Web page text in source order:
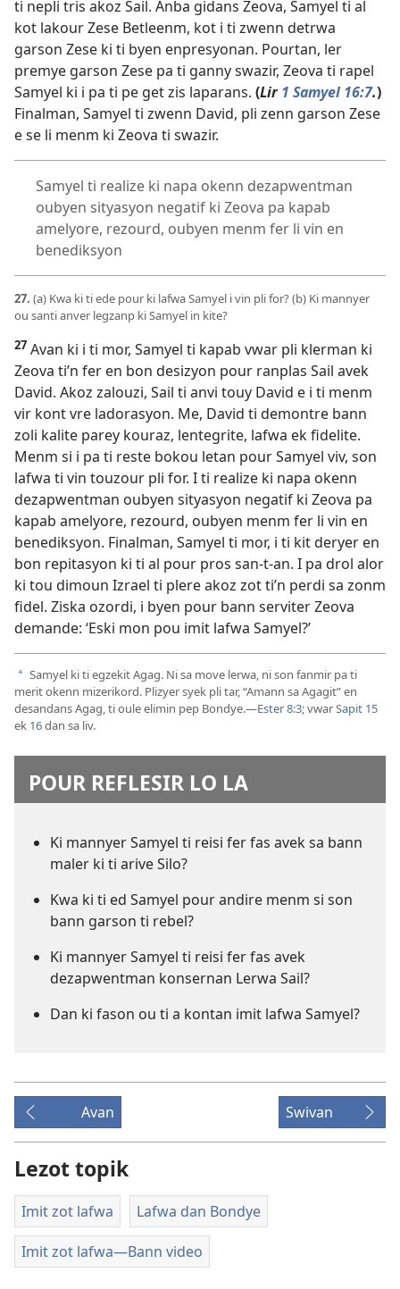
ti nepli tris akoz Sail. Anba gidans Zeova, Samyel ti al
kot lakour Zese Betleenm, kot i ti zwenn detrwa
garson Zese ki ti byen enpresyonan. Pourtan, ler
premye garson Zese pa ti ganny swazir, Zeova ti rapel
Samyel ki i pa ti pe get zis laparans. (Lir 1 Samyel 16:7.)
Finalman, Samyel ti zwenn David, pli zenn garson Zese
e se li menm ki Zeova ti swazir.
Samyel ti realize ki napa okenn dezapwentman
oubyen sityasyon negatif ki Zeova pa kapab
amelyore, rezourd, oubyen menm fer li vin en
benediksyon
27. (a) Kwa ki ti ede pour ki lafwa Samyel i vin pli for? (b) Ki mannyer
ou santi anver legzanp ki Samyel in kite?
27 Avan ki i ti mor, Samyel ti kapab vwar pli klerman ki
Zeova ti’n fer en bon desizyon pour ranplas Sail avek
David. Akoz zalouzi, Sail ti anvi touy David e i ti menm
vir kont vre ladorasyon. Me, David ti demontre bann
zoli kalite parey kouraz, lentegrite, lafwa ek fidelite.
Menm si i pa ti reste bokou letan pour Samyel viv, son
lafwa ti vin touzour pli for. I ti realize ki napa okenn
dezapwentman oubyen sityasyon negatif ki Zeova pa
kapab amelyore, rezourd, oubyen menm fer li vin en
benediksyon. Finalman, Samyel ti mor, i ti kit deryer en
bon repitasyon ki ti al pour pros san-t-an. I pa drol alor
ki tou dimoun Izrael ti plere akoz zot ti’n perdi sa zonm
fidel. Ziska ozordi, i byen pour bann serviter Zeova
demande: ‘Eski mon pou imit lafwa Samyel?’
a Samyel ki ti egzekit Agag. Ni sa move lerwa, ni son fanmir pa ti
merit okenn mizerikord. Plizyer syek pli tar, “Amann sa Agagit” en
desandans Agag, ti oule elimin pep Bondye.​—Ester 8:3; vwarSapit 15
ek 16dan sa liv.
POUR REFLESIR LO LA
Ki mannyer Samyel ti reisi fer fas avek sa bann
maler ki ti arive Silo?
Kwa ki ti ed Samyel pour andire menm si son
bann garson ti rebel?
Ki mannyer Samyel ti reisi fer fas avek
dezapwentman konsernan Lerwa Sail?
Dan ki fason ou ti a kontan imit lafwa Samyel?
Avan Swivan
Lezot topik
Imit zot lafwa Lafwa dan Bondye
Imit zot lafwa​—Bann video